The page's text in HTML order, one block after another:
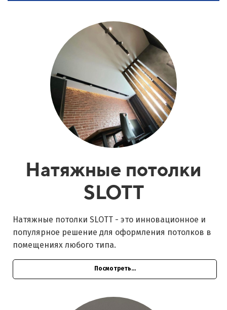
Натяжные потолки
SLOTT
Натяжные потолки SLOTT - это инновационное и
популярное решение для оформления потолков в
помещениях любого типа.
Посмотреть...